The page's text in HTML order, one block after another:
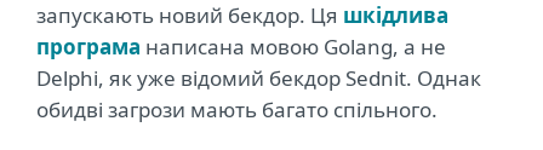
запускають новий бекдор. Ця шкідлива
програма написана мовою Golang, а не
Delphi, як уже відомий бекдор Sednit. Однак
обидві загрози мають багато спільного.